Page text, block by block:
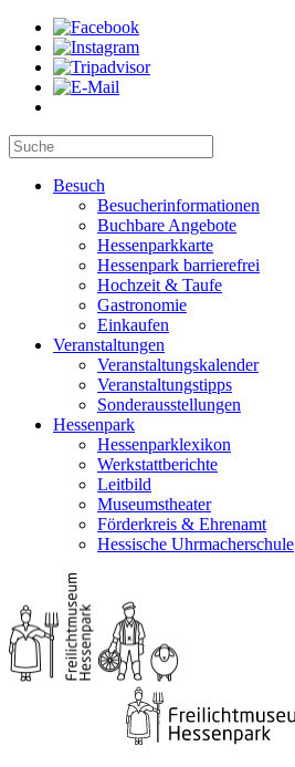
Besuch
Besucherinformationen
Buchbare Angebote
Hessenparkkarte
Hessenpark barrierefrei
Hochzeit & Taufe
Gastronomie
Einkaufen
Veranstaltungen
Veranstaltungskalender
Veranstaltungstipps
Sonderausstellungen
Hessenpark
Hessenparklexikon
Werkstattberichte
Leitbild
Museumstheater
Förderkreis & Ehrenamt
Hessische Uhrmacherschule